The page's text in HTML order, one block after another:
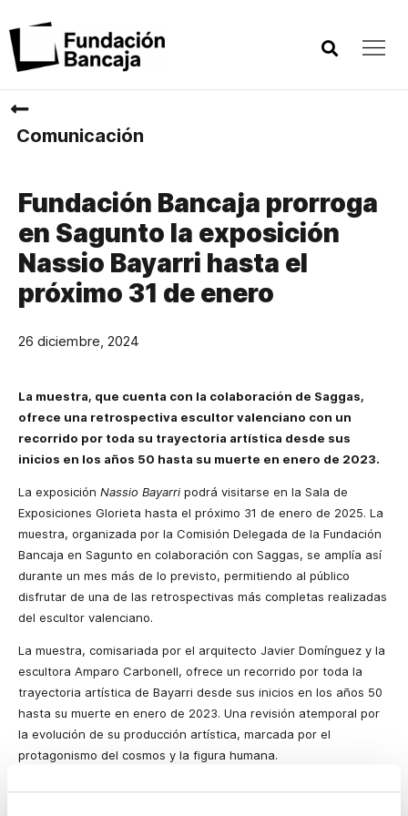
Comunicación
Fundación Bancaja prorroga
en Sagunto la exposición
Nassio Bayarri hasta el
próximo 31 de enero
26 diciembre, 2024
La muestra, que cuenta con la colaboración de Saggas,
ofrece una retrospectiva escultor valenciano con un
recorrido por toda su trayectoria artística desde sus
inicios en los años 50 hasta su muerte en enero de 2023.
La exposición Nassio Bayarri podrá visitarse en la Sala de
Exposiciones Glorieta hasta el próximo 31 de enero de 2025. La
muestra, organizada por la Comisión Delegada de la Fundación
Bancaja en Sagunto en colaboración con Saggas, se amplía así
durante un mes más de lo previsto, permitiendo al público
disfrutar de una de las retrospectivas más completas realizadas
del escultor valenciano.
La muestra, comisariada por el arquitecto Javier Domínguez y la
escultora Amparo Carbonell, ofrece un recorrido por toda la
trayectoria artística de Bayarri desde sus inicios en los años 50
hasta su muerte en enero de 2023. Una revisión atemporal por
la evolución de su producción artística, marcada por el
protagonismo del cosmos y la figura humana.